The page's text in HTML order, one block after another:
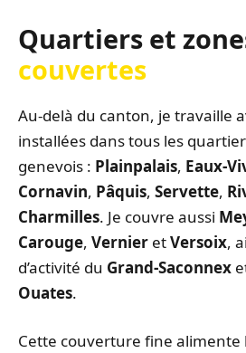
Quartiers et
couvertes
Au-delà du canton, je travaille
installées dans tous les
genevois : Plainpalais, Eaux-
Cornavin, Pâquis, Servette,
Charmilles. Je couvre aussi
Carouge, Vernier etVersoix,
d’activité du Grand-Saconnex
Ouates.
Cette couverture fine alimente